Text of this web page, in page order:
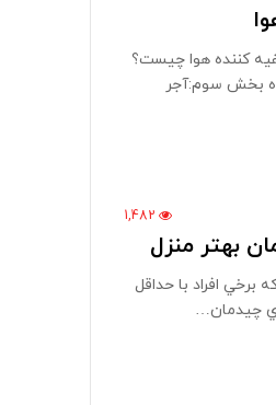
کننده هوا چیست؟
بخش سوم:آجر
1,482
برخي افراد با حداقل
چيدمان…